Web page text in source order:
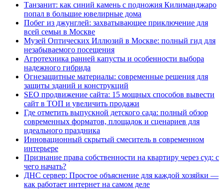
Танзанит: как синий камень с подножия Килиманджаро
попал в большие ювелирные дома
Побег из джунглей: захватывающее приключение для
всей семьи в Москве
Музей Оптических Иллюзий в Москве: полный гид для
незабываемого посещения
Агротехника ранней капусты и особенности выбора
надежного гибрида
Огнезащитные материалы: современные решения для
защиты зданий и конструкций
SEO продвижение сайта: 15 мощных способов вывести
сайт в ТОП и увеличить продажи
Где отметить выпускной детского сада: полный обзор
современных форматов, площадок и сценариев для
идеального праздника
Инновационный скрытый смеситель в современном
интерьере
Признание права собственности на квартиру через суд: с
чего начать?
ДНС сервер: Простое объяснение для каждой хозяйки —
как работает интернет на самом деле